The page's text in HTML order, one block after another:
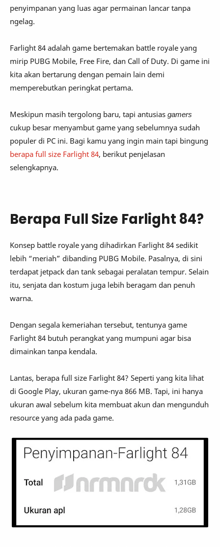
penyimpanan yang luas agar permainan lancar tanpa
ngelag.
Farlight 84 adalah game bertemakan battle royale yang
mirip PUBG Mobile, Free Fire, dan Call of Duty. Di game ini
kita akan bertarung dengan pemain lain demi
memperebutkan peringkat pertama.
Meskipun masih tergolong baru, tapi antusias gamers
cukup besar menyambut game yang sebelumnya sudah
populer di PC ini. Bagi kamu yang ingin main tapi bingung
berapa full size Farlight 84, berikut penjelasan
selengkapnya.
Berapa Full Size Farlight 84?
Konsep battle royale yang dihadirkan Farlight 84 sedikit
lebih “meriah” dibanding PUBG Mobile. Pasalnya, di sini
terdapat jetpack dan tank sebagai peralatan tempur. Selain
itu, senjata dan kostum juga lebih beragam dan penuh
warna.
Dengan segala kemeriahan tersebut, tentunya game
Farlight 84 butuh perangkat yang mumpuni agar bisa
dimainkan tanpa kendala.
Lantas, berapa full size Farlight 84? Seperti yang kita lihat
di Google Play, ukuran game-nya 866 MB. Tapi, ini hanya
ukuran awal sebelum kita membuat akun dan mengunduh
resource yang ada pada game.